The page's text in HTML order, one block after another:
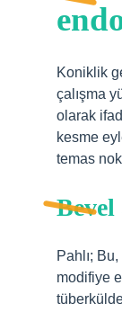
Koniklik
çalışma
olarak
kesme
temas
Bevel
Pahlı;
modifiye